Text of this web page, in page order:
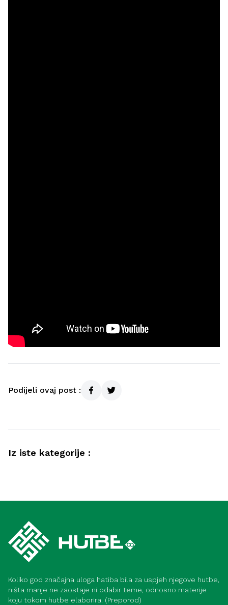
Podijeli ovaj post :
Iz iste kategorije :
Koliko god značajna uloga hatiba bila za uspjeh njegove hutbe,
ništa manje ne zaostaje ni odabir teme, odnosno materije
koju tokom hutbe elaborira. (Preporod)